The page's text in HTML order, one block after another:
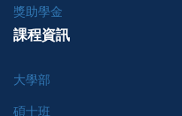
獎助學金
課程資訊
大學部
碩士班